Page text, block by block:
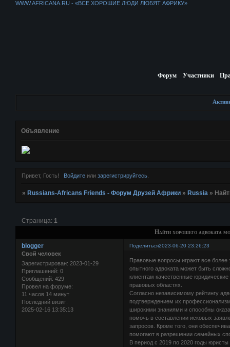
WWW.AFRICANA.RU - «ВСЕ ХОРОШИЕ ЛЮДИ ЛЮБЯТ АФРИКУ»
Форум Участники
Объявление
Привет, Гость! Войдитеили зарегистрируйтесь.
» Russians-Africans Friends - Форум Друзей Африки » Russia »
Найти хорошего адвоката
Страница: 1
Поделиться2023-06-20 23:26:23
blogger
Свой человек
Зарегистрирован: 2023-01-29
Приглашений: 0
Сообщений: 429
Провел на форуме:
11 часов 14 минут
Последний визит:
2025-02-16 13:35:13
Правовые вопросы играют все более
опытного адвоката может быть
клиентам качественные
правовых областях.
Согласно независимому рейтингу
подтверждением их
широкими знаниями и способны
помочь в составлении исковых
запросов. Кроме того, они
помогают в разрешении семейных
В период с 2019 по 2020 годы юристы